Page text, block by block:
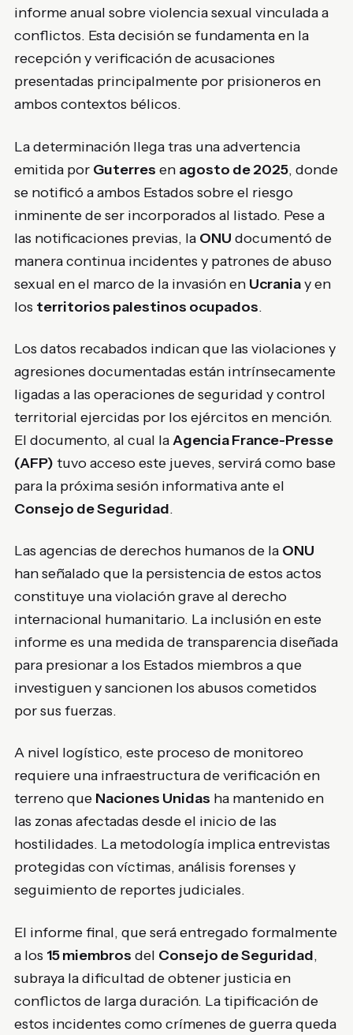
informe anual sobre violencia sexual vinculada a
conflictos. Esta decisión se fundamenta en la
recepción y verificación de acusaciones
presentadas principalmente por prisioneros en
ambos contextos bélicos.
La determinación llega tras una advertencia
emitida por Guterres en agosto de 2025, donde
se notificó a ambos Estados sobre el riesgo
inminente de ser incorporados al listado. Pese a
las notificaciones previas, la ONU documentó de
manera continua incidentes y patrones de abuso
sexual en el marco de la invasión en Ucraniay en
los territorios palestinos ocupados.
Los datos recabados indican que las violaciones y
agresiones documentadas están intrínsecamente
ligadas a las operaciones de seguridad y control
territorial ejercidas por los ejércitos en mención.
El documento, al cual laAgencia France-Presse
(AFP) tuvo acceso este jueves, servirá como base
para la próxima sesión informativa ante el
Consejo de Seguridad.
Las agencias de derechos humanos de la ONU
han señalado que la persistencia de estos actos
constituye una violación grave al derecho
internacional humanitario. La inclusión en este
informe es una medida de transparencia diseñada
para presionar a los Estados miembros a que
investiguen y sancionen los abusos cometidos
por sus fuerzas.
A nivel logístico, este proceso de monitoreo
requiere una infraestructura de verificación en
terreno que Naciones Unidas ha mantenido en
las zonas afectadas desde el inicio de las
hostilidades. La metodología implica entrevistas
protegidas con víctimas, análisis forenses y
seguimiento de reportes judiciales.
El informe final, que será entregado formalmente
a los 15 miembros del Consejo de Seguridad,
subraya la dificultad de obtener justicia en
conflictos de larga duración. La tipificación de
estos incidentes como crímenes de guerra queda